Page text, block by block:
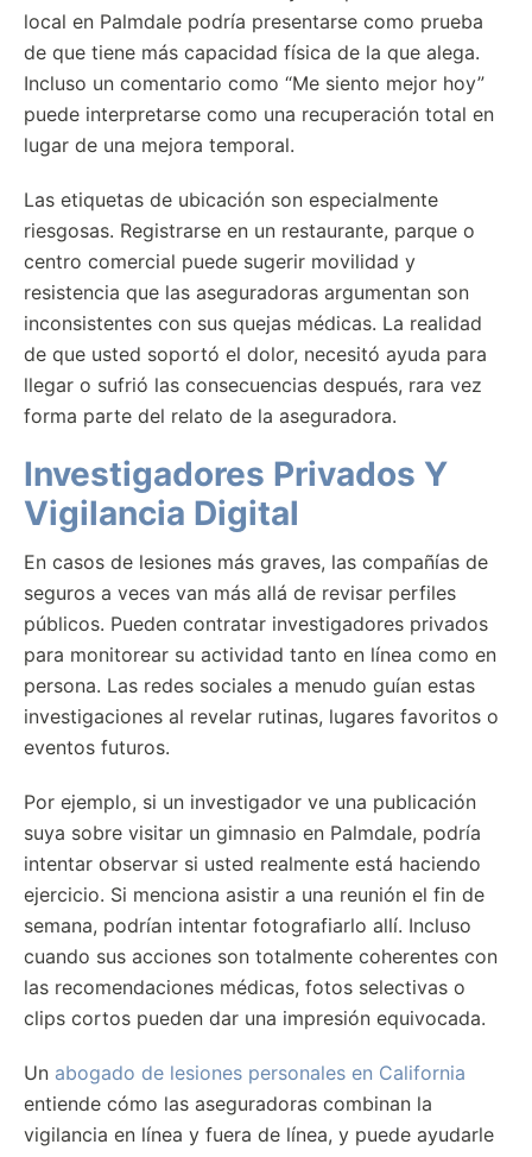
local en Palmdale podría presentarse como prueba
de que tiene más capacidad física de la que alega.
Incluso un comentario como “Me siento mejor hoy”
puede interpretarse como una recuperación total en
lugar de una mejora temporal.
Las etiquetas de ubicación son especialmente
riesgosas. Registrarse en un restaurante, parque o
centro comercial puede sugerir movilidad y
resistencia que las aseguradoras argumentan son
inconsistentes con sus quejas médicas. La realidad
de que usted soportó el dolor, necesitó ayuda para
llegar o sufrió las consecuencias después, rara vez
forma parte del relato de la aseguradora.
Investigadores Privados Y
Vigilancia Digital
En casos de lesiones más graves, las compañías de
seguros a veces van más allá de revisar perfiles
públicos. Pueden contratar investigadores privados
para monitorear su actividad tanto en línea como en
persona. Las redes sociales a menudo guían estas
investigaciones al revelar rutinas, lugares favoritos o
eventos futuros.
Por ejemplo, si un investigador ve una publicación
suya sobre visitar un gimnasio en Palmdale, podría
intentar observar si usted realmente está haciendo
ejercicio. Si menciona asistir a una reunión el fin de
semana, podrían intentar fotografiarlo allí. Incluso
cuando sus acciones son totalmente coherentes con
las recomendaciones médicas, fotos selectivas o
clips cortos pueden dar una impresión equivocada.
Un abogado de lesiones personales en California
entiende cómo las aseguradoras combinan la
vigilancia en línea y fuera de línea, y puede ayudarle